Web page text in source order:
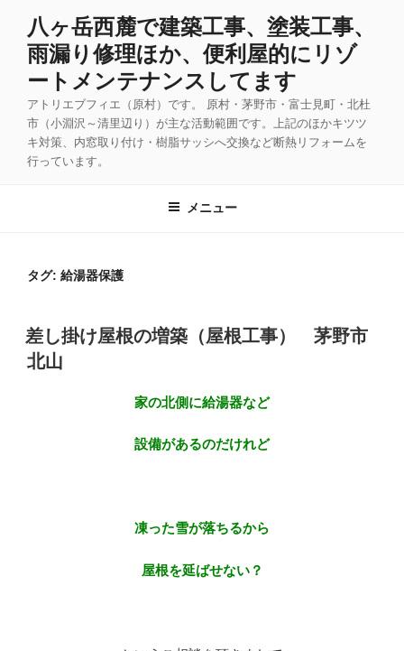
八ヶ岳西麓で建築工事、塗装工事、
雨漏り修理ほか、便利屋的にリゾ
ートメンテナンスしてます
アトリエブフィエ（原村）です。 原村・茅野市・富士見町・北杜
市（小淵沢～清里辺り）が主な活動範囲です。上記のほかキツツ
キ対策、内窓取り付け・樹脂サッシへ交換など断熱リフォームを
行っています。
メニュー
タグ: 給湯器保護
投
稿
日:
差し掛け屋根の増築（屋根工事） 茅野市
北山
家の北側に給湯器など
設備があるのだけれど
凍った雪が落ちるから
屋根を延ばせない？